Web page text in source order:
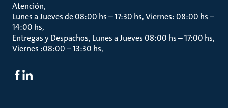
Atención
Lunes a Jueves de 08:00 hs – 17:30 hs, Viernes: 08:00 hs –
14:00 hs
Entregas y Despachos, Lunes a Jueves 08:00 hs – 17:00 hs,
Viernes :08:00 – 13:30 hs